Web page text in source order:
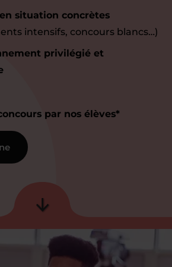
situation concrètes
intensifs, concours blancs…)
privilégié et
par nos élèves*